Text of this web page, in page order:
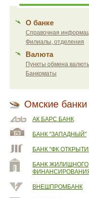
О банке
Справочная
Филиалы, отделения
Валюта
Пункты обмена
Банкоматы
Омские банки
АК БАРС БАНК
БАНК "ЗАПАДНЫЙ"
БАНК "ФК
БАНК ЖИЛИЩНОГО
ВНЕШПРОМБАНК